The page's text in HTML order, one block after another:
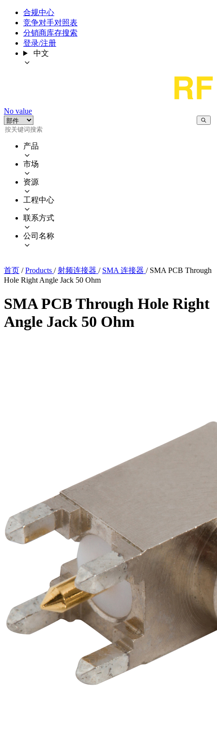
合规中心
竞争对手对照表
分销商库存搜索
登录/注册
中文
No value
产品
市场
资源
工程中心
联系方式
公司名称
首页 / Products / 射频连接器 / SMA 连接器 / SMA PCB Through
Hole Right Angle Jack 50 Ohm
SMA PCB Through Hole Right
Angle Jack 50 Ohm